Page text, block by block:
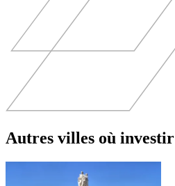
Autres villes où investir